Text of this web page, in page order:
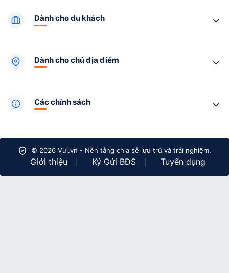
Dành cho du khách
Dành cho chủ địa điểm
Các chính sách
© 2026 Vui.vn - Nền tảng chia sẻ lưu trú và trải nghiệm.
Giới thiệu Ký Gửi BĐS Tuyển dụng